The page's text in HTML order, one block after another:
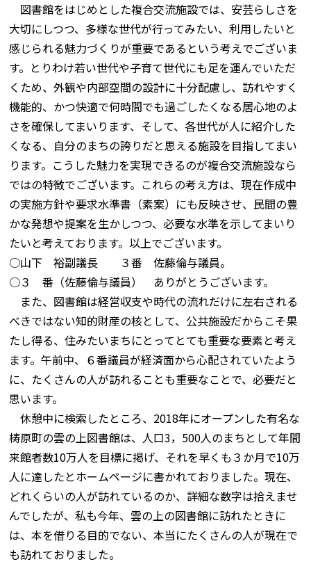
図書館をはじめとした複合交流施設では、安芸らしさを
大切にしつつ、多様な世代が行ってみたい、利用したいと
感じられる魅力づくりが重要であるという考えでございま
す。とりわけ若い世代や子育て世代にも足を運んでいただ
くため、外観や内部空間の設計に十分配慮し、訪れやすく
機能的、かつ快適で何時間でも過ごしたくなる居心地のよ
さを確保してまいります、そして、各世代が人に紹介した
くなる、自分のまちの誇りだと思える施設を目指してまい
ります。こうした魅力を実現できるのが複合交流施設なら
ではの特徴でございます。これらの考え方は、現在作成中
の実施方針や要求水準書（素案）にも反映させ、民間の豊
かな発想や提案を生かしつつ、必要な水準を示してまいり
たいと考えております。以上でございます。
○山下 裕副議長 ３番 佐藤倫与議員。
○３ 番（佐藤倫与議員） ありがとうございます。
また、図書館は経営収支や時代の流れだけに左右される
べきではない知的財産の核として、公共施設だからこそ果
たし得る、住みたいまちにとってとても重要な要素と考え
ます。午前中、６番議員が経済面から心配されていたよう
に、たくさんの人が訪れることも重要なことで、必要だと
思います。
休憩中に検索したところ、2018年にオープンした有名な
梼原町の雲の上図書館は、人口3，500人のまちとして年間
来館者数10万人を目標に掲げ、それを早くも３か月で10万
人に達したとホームページに書かれておりました。現在、
どれくらいの人が訪れているのか、詳細な数字は拾えませ
んでしたが、私も今年、雲の上の図書館に訪れたときに
は、本を借りる目的でない、本当にたくさんの人が現在で
も訪れておりました。